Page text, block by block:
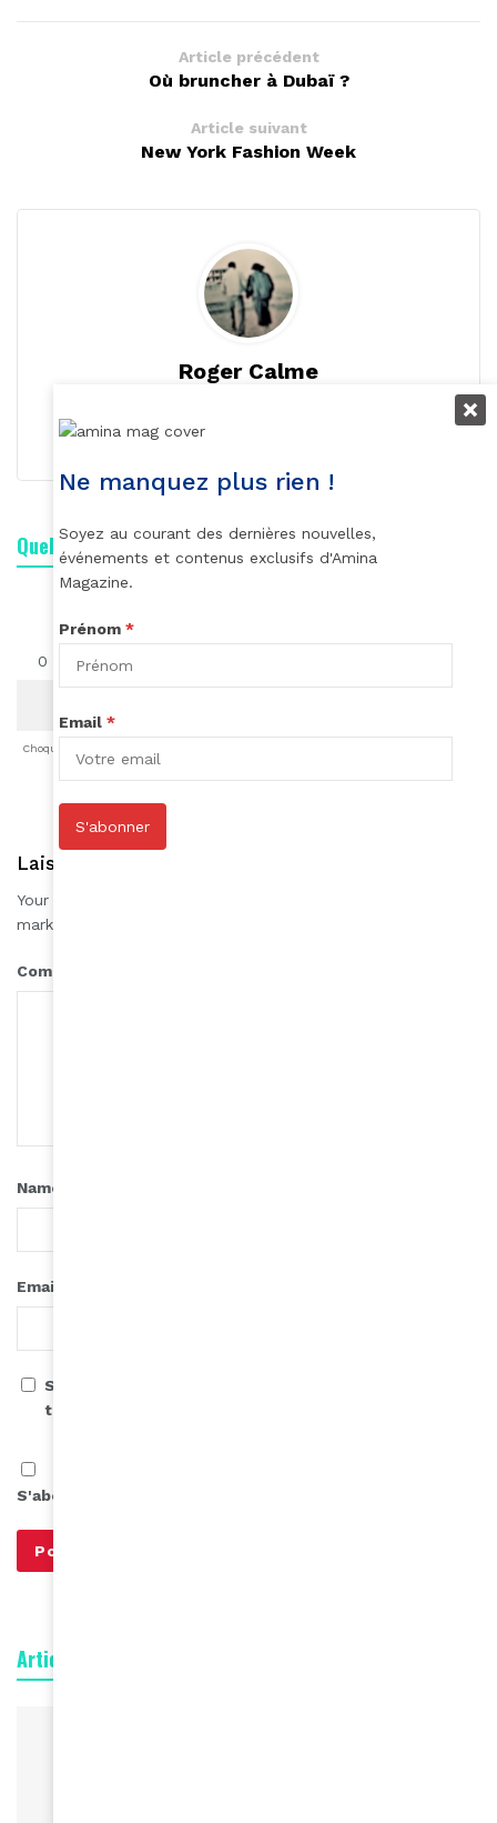
Article précédent
Où bruncher à Dubaï ?
Article suivant
New York Fashion Week
Roger Calme
Quelle est votre réaction ?
0
Choqué
0
Laisser une réponse
Your email address will not be published.
marked
Comment
Name
Email
Save my name, email, and website in this browser for
the next time I comment.
S'abonner à notre infolettre
Articles connexes
Ne manquez plus rien !
Soyez au courant des dernières nouvelles,
événements et contenus exclusifs d'Amina
Magazine.
Prénom *
Email *
S'abonner